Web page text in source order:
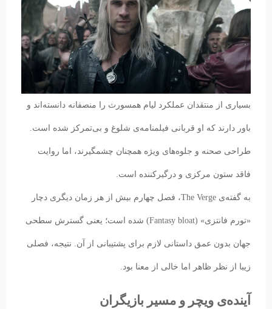
بسیاری از منتقدان عملکرد لیام همسورث را منصفانه دانسته‌اند و
باور دارند که او قربانی فیلمنامه‌ی شلوغ و بی‌تمرکز شده است.
طراحی صحنه و جلوه‌های ویژه همچنان چشمگیرند، اما روایت
فاقد ستون مرکزی و درگیرکننده است.
به گفته‌ی The Verge، فصل چهارم بیش از هر زمان دیگری دچار
«تورم فانتزی» (Fantasy bloat) شده است؛ یعنی گسترش سطحی
جهان بدون عمق داستانی لازم برای پشتیبانی از آن. نتیجه، فصلی
زیبا از نظر ظاهر اما خالی از معنا بود.
آینده‌ی ویچر و مسیر بازیگران